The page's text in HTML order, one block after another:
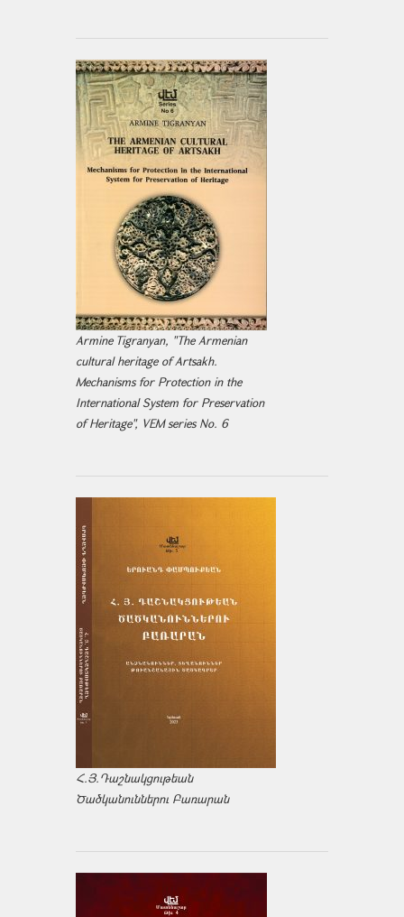
Armine Tigranyan, "The Armenian
cultural heritage of Artsakh.
Mechanisms for Protection in the
International System for Preservation
of Heritage", VEM series No. 6
Հ.Յ.Դաշնակցութեան
Ծածկանուններու Բառարան